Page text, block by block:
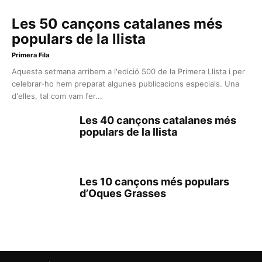
Les 50 cançons catalanes més
populars de la llista
Primera Fila
Aquesta setmana arribem a l'edició 500 de la Primera Llista i per
celebrar-ho hem preparat algunes publicacions especials. Una
d'elles, tal com vam fer...
Les 40 cançons catalanes més
populars de la llista
Les 10 cançons més populars
d’Oques Grasses